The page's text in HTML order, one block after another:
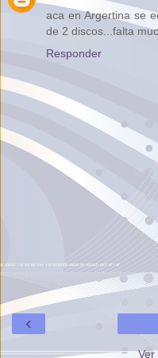
aca en Argertina se
de 2 discos...falta
Responder
‹
Ver